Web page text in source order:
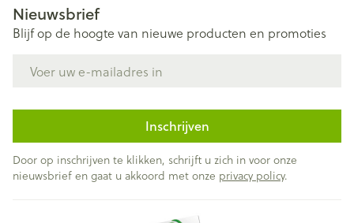
Nieuwsbrief
Blijf op de hoogte van nieuwe producten en promoties
Inschrijven
Door op inschrijven te klikken, schrijft u zich in voor onze
nieuwsbrief en gaat u akkoord met onze privacy policy.